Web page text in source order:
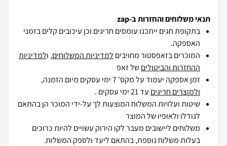
תנאי משלוחים והחזרות ב-zap
בתקופת חגים ייתכנו עומסים חריגים וכן עיכובים קלים בזמני
האספקה.
המוכרים בזאפסטור מחויבים למדיניות המשלוחים, ולמדיניות
ההחזרות והביטוליםשל זאפ
זמן אספקה יעמוד על מקס' 7 ימי עסקים מיום הזמנה,
ולמוצרים חריגים עד 21 ימי עסקים .
שיטות ועלויות המשלוח המוצעות לך על-ידי המוכר הן בהתאם
לגודלו ולאופיו של המוצר
משלוחים ליישובים מעבר לקו הירוק עשויים להיות כרוכים
בעלות משלוח נוספת, בהתאם ליעד ולספק המשלוח.